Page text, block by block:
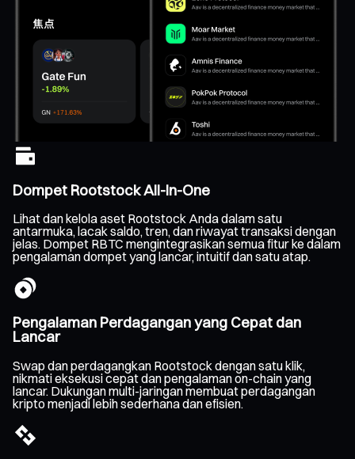
Dompet Rootstock All-In-One
Lihat dan kelola aset Rootstock Anda dalam satu
antarmuka, lacak saldo, tren, dan riwayat transaksi dengan
jelas. Dompet RBTC mengintegrasikan semua fitur ke dalam
pengalaman dompet yang lancar, intuitif dan satu atap.
Pengalaman Perdagangan yang Cepat dan
Lancar
Swap dan perdagangkan Rootstock dengan satu klik,
nikmati eksekusi cepat dan pengalaman on-chain yang
lancar. Dukungan multi-jaringan membuat perdagangan
kripto menjadi lebih sederhana dan efisien.